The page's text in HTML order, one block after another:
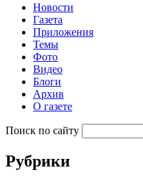
Новости
Газета
Приложения
Темы
Фото
Видео
Блоги
Архив
О газете
Поиск по сайту
Рубрики